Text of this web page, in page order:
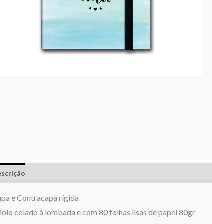
e Contracapa rígida
colado à lombada e com 80 folhas lisas de papel 80gr